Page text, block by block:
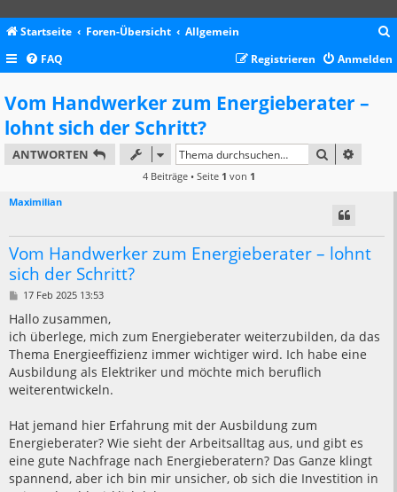
Startseite Foren-Übersicht Allgemein
c
FAQ Anmelden
Registrieren
Vom Handwerker zum Energieberater –
lohnt sich der Schritt?
ANTWORTEN SUCHE
4 Beiträge • Seite 1 von 1
Maximilian
Vom Handwerker zum Energieberater – lohnt
sich der Schritt?
B
i
r
a
g
17 Feb 2025 13:53
Hallo zusammen,
ich überlege, mich zum Energieberater weiterzubilden, da das
Thema Energieeffizienz immer wichtiger wird. Ich habe eine
Ausbildung als Elektriker und möchte mich beruflich
weiterentwickeln.
Hat jemand hier Erfahrung mit der Ausbildung zum
Energieberater? Wie sieht der Arbeitsalltag aus, und gibt es
eine gute Nachfrage nach Energieberatern? Das Ganze klingt
spannend, aber ich bin mir unsicher, ob sich die Investition in